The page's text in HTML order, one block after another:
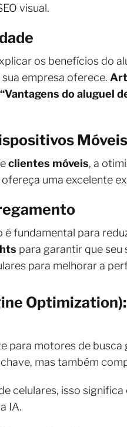
visual.
os benefícios do
empresa oferece.
“Vantagens do aluguel
Móveis
clientes móveis, a
ofereça uma excelente
fundamental para
para garantir que
para melhorar a
para motores de
mas também
celulares, isso
IA.